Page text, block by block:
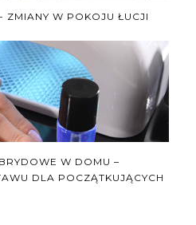
ZMIANY W POKOJU ŁUCJI
W DOMU –
DLA POCZĄTKUJĄCYCH